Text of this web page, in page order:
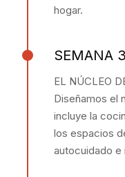
hogar.
SEMANA 3
EL NÚCLEO
Diseñamos el
incluye la
los espacios
autocuidado e